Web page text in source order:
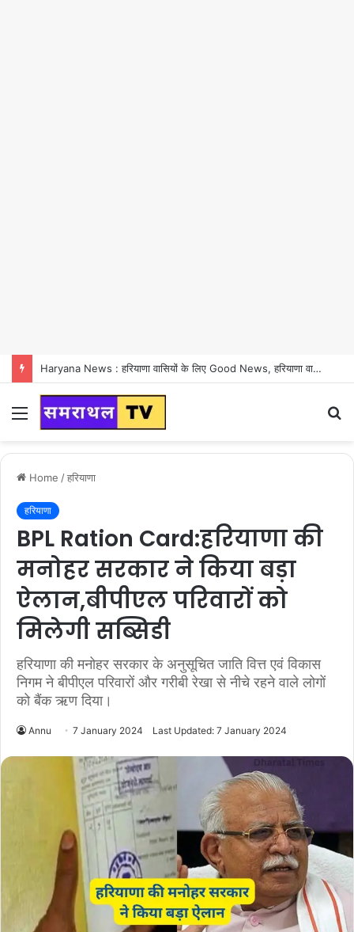
Haryana News : हरियाणा वासियों के लिए Good News, हरियाणा वासियों का गुरुग्राम में अपना घर लेने का सपना होगा साकार
Menu
Home /हरियाणा
हरियाणा
BPL Ration Card:हरियाणा की
मनोहर सरकार ने किया बड़ा
ऐलान,बीपीएल परिवारों को
मिलेगी सब्सिडी
हरियाणा की मनोहर सरकार के अनुसूचित जाति वित्त एवं विकास
निगम ने बीपीएल परिवारों और गरीबी रेखा से नीचे रहने वाले लोगों
को बैंक ऋण दिया।
Annu 7 January 2024 Last Updated: 7 January 2024